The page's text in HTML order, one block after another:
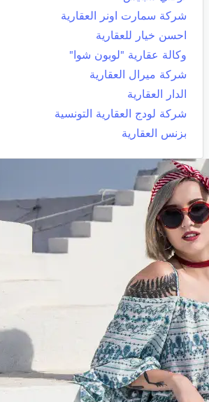
شركة سمارت اونر العقارية
احسن خيار للعقارية
وكالة عقارية "لوبون شوا"
شركة ميرال العقارية
الدار العقارية
شركة لودج العقارية التونسية
بزنس العقارية